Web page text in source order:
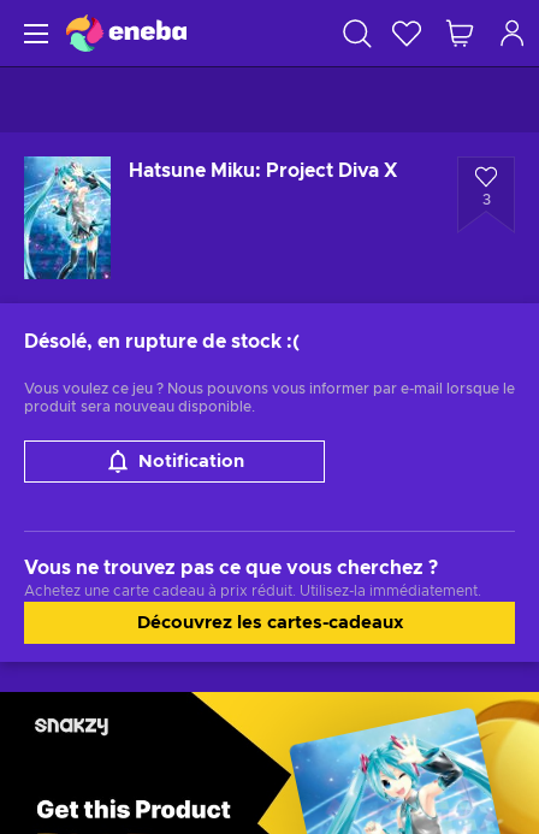
Hatsune Miku: Project Diva X
3
Désolé, en rupture de stock :(
Vous voulez ce jeu ? Nous pouvons vous informer par e-mail lorsque le
produit sera nouveau disponible.
Notification
Vous ne trouvez pas ce que vous cherchez ?
Achetez une carte cadeau à prix réduit. Utilisez-la immédiatement.
Découvrez les cartes-cadeaux